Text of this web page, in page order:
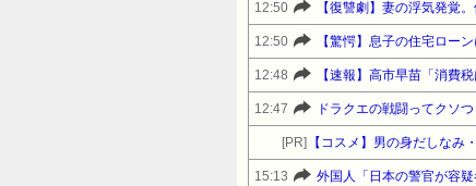
12:50 【復讐劇】妻の浮気発覚
12:50 【驚愕】息子の住宅ロー
12:48 【速報】高市早苗「消費
12:47 ドラクエの戦闘ってクソ
[PR] 【コスメ】男の身だしなみ
15:13 外国人「日本の警官が容